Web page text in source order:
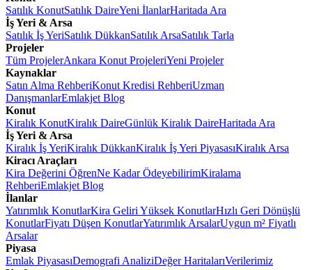
Satılık KonutSatılık DaireYeni İlanlarHaritada Ara
İş Yeri & Arsa
Satılık İş YeriSatılık DükkanSatılık ArsaSatılık Tarla
Projeler
Tüm ProjelerAnkara Konut ProjeleriYeni Projeler
Kaynaklar
Satın Alma RehberiKonut Kredisi RehberiUzman
DanışmanlarEmlakjet Blog
Konut
Kiralık KonutKiralık DaireGünlük Kiralık DaireHaritada Ara
İş Yeri & Arsa
Kiralık İş YeriKiralık DükkanKiralık İş Yeri PiyasasıKiralık Arsa
Kiracı Araçları
Kira Değerini ÖğrenNe Kadar ÖdeyebilirimKiralama
RehberiEmlakjet Blog
İlanlar
Yatırımlık KonutlarKira Geliri Yüksek KonutlarHızlı Geri Dönüşlü
KonutlarFiyatı Düşen KonutlarYatırımlık ArsalarUygun m² Fiyatlı
Arsalar
Piyasa
Emlak PiyasasıDemografi AnaliziDeğer HaritalarıVerilerimiz